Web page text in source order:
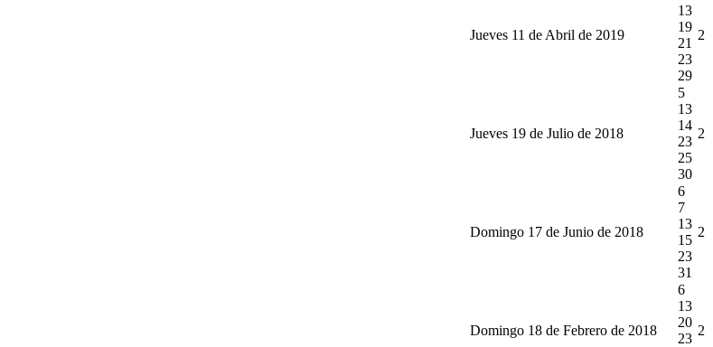
Jueves 11 de Abril de 2019
13
19
21
23
29
2
Jueves 19 de Julio de 2018
5
13
14
23
25
30
2
Domingo 17 de Junio de 2018
6
7
13
15
23
31
2
Domingo 18 de Febrero de 2018
6
13
20
23
2